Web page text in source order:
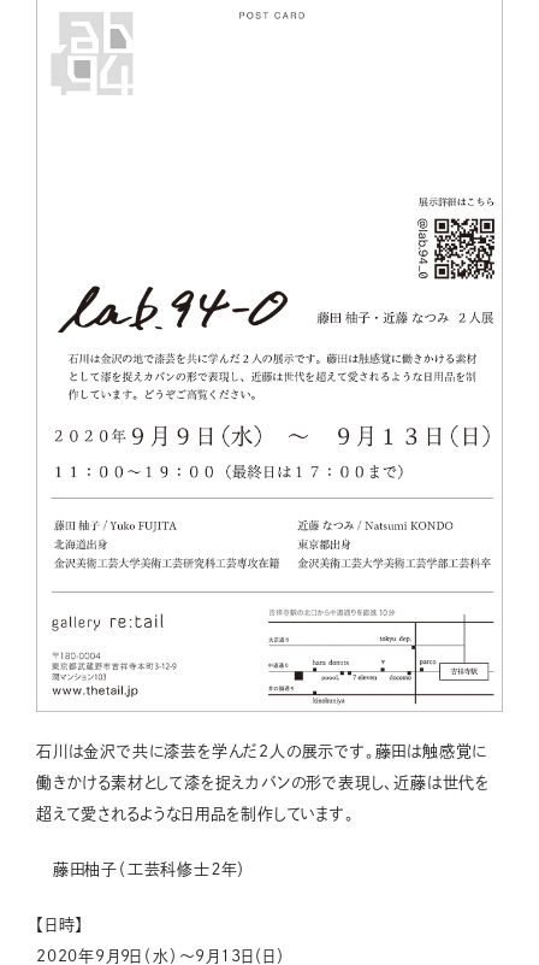
石川は金沢で共に漆芸を学んだ2人の展示です。藤田は触感覚に
働きかける素材として漆を捉えカバンの形で表現し、近藤は世代を
超えて愛されるような日用品を制作しています。
藤田柚子（工芸科修士２年）
【日時】
2020年9月9日（水）〜9月13日（日）